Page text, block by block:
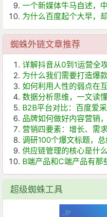
一个新媒体牛马自述，
为什么百度起个大早，
蜘蛛外链文章推荐
详解抖音从0到1运营全
为什么我们需要打造爆
如何利用人性的弱点在
数据分析思维，一文读
B2B平台对比：百度爱
品牌如何做好内容营销
营销四要素：增长、需
调研100个爆文标题，
供应链管理的核心是什
B端产品和C端产品有那
超级蜘蛛工具